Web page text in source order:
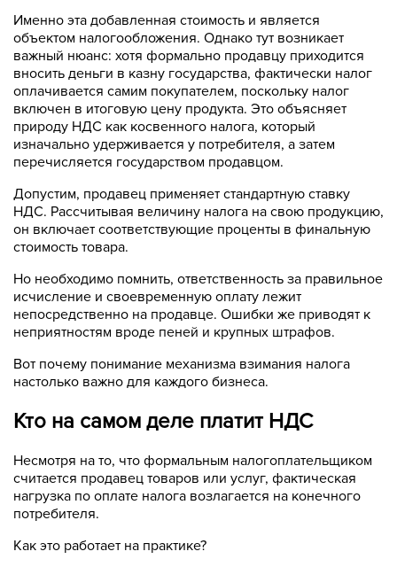
Именно эта добавленная стоимость и является
объектом налогообложения. Однако тут возникает
важный нюанс: хотя формально продавцу приходится
вносить деньги в казну государства, фактически налог
оплачивается самим покупателем, поскольку налог
включен в итоговую цену продукта. Это объясняет
природу НДС как косвенного налога, который
изначально удерживается у потребителя, а затем
перечисляется государством продавцом.
Допустим, продавец применяет стандартную ставку
НДС. Рассчитывая величину налога на свою продукцию,
он включает соответствующие проценты в финальную
стоимость товара.
Но необходимо помнить, ответственность за правильное
исчисление и своевременную оплату лежит
непосредственно на продавце. Ошибки же приводят к
неприятностям вроде пеней и крупных штрафов.
Вот почему понимание механизма взимания налога
настолько важно для каждого бизнеса.
Кто на самом деле платит НДС
Несмотря на то, что формальным налогоплательщиком
считается продавец товаров или услуг, фактическая
нагрузка по оплате налога возлагается на конечного
потребителя.
Как это работает на практике?